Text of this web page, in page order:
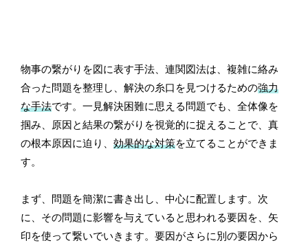
物事の繋がりを図に表す手法、連関図法は、複雑に絡み
合った問題を整理し、解決の糸口を見つけるための強力
な手法です。一見解決困難に思える問題でも、全体像を
掴み、原因と結果の繋がりを視覚的に捉えることで、真
の根本原因に迫り、効果的な対策を立てることができま
す。
まず、問題を簡潔に書き出し、中心に配置します。次
に、その問題に影響を与えていると思われる要因を、矢
印を使って繋いでいきます。要因がさらに別の要因から